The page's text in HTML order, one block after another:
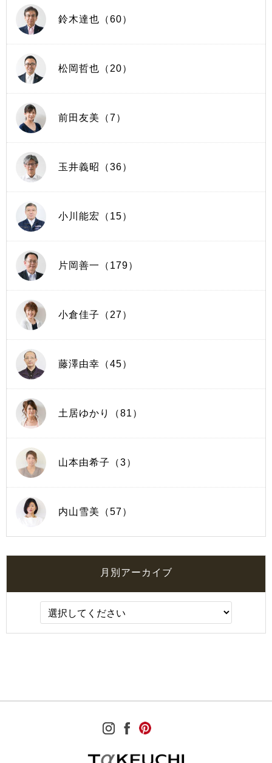
鈴木達也（60）
松岡哲也（20）
前田友美（7）
玉井義昭（36）
小川能宏（15）
片岡善一（179）
小倉佳子（27）
藤澤由幸（45）
土居ゆかり（81）
山本由希子（3）
内山雪美（57）
月別アーカイブ